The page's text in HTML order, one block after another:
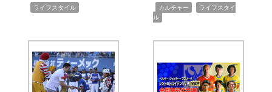
ライフスタイル カルチャー
ライフスタイ
ル